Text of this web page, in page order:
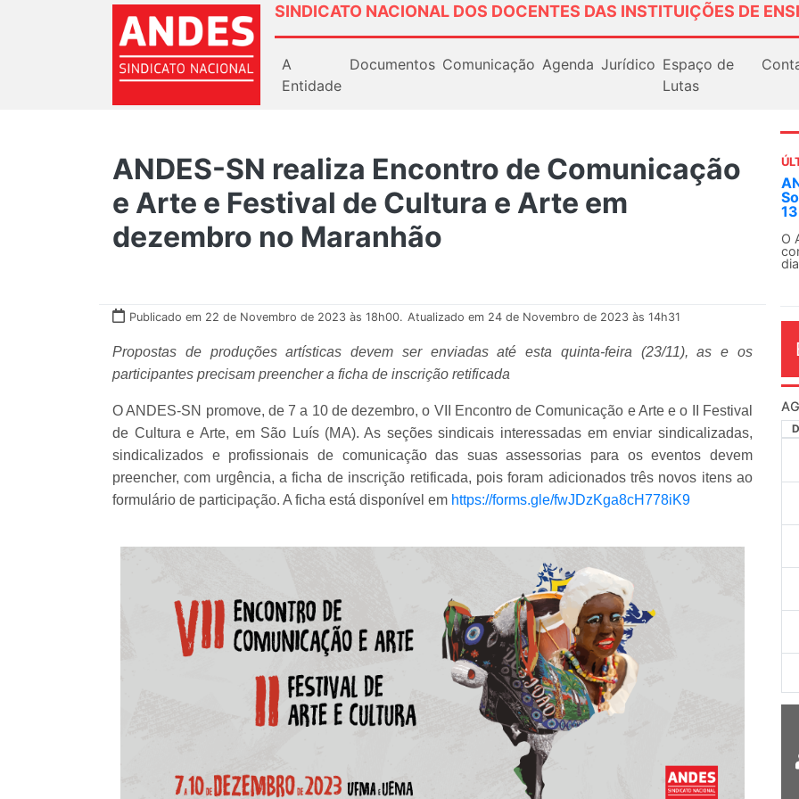
SINDICATO NACIONAL DOS DOCENTES DAS INSTITUIÇÕES DE
A
Entidade
Documentos Comunicação Agenda Jurídico Espaço de
Lutas
ANDES-SN realiza Encontro de Comunicação
e Arte e Festival de Cultura e Arte em
dezembro no Maranhão
Publicado em 22 de Novembro de 2023 às 18h00. Atualizado em 24 de Novembro de 2023 às 14h31
Propostas de produções artísticas devem ser enviadas até esta quinta-feira (23/11), as e os
participantes precisam preencher a ficha de inscrição retificada
O ANDES-SN promove, de 7 a 10 de dezembro, o VII Encontro de Comunicação e Arte e o II Festival
de Cultura e Arte, em São Luís (MA). As seções sindicais interessadas em enviar sindicalizadas,
sindicalizados e profissionais de comunicação das suas assessorias para os eventos devem
preencher, com urgência, a ficha de inscrição retificada, pois foram adicionados três novos itens ao
formulário de participação. A ficha está disponível em https://forms.gle/fwJDzKga8cH778iK9